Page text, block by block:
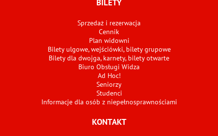
BILETY
Sprzedaż i rezerwacja
Cennik
Plan widowni
Bilety ulgowe, wejściówki, bilety grupowe
Bilety dla dwojga, karnety, bilety otwarte
Biuro Obsługi Widza
Ad Hoc!
Seniorzy
Studenci
Informacje dla osób z niepełnosprawnościami
KONTAKT